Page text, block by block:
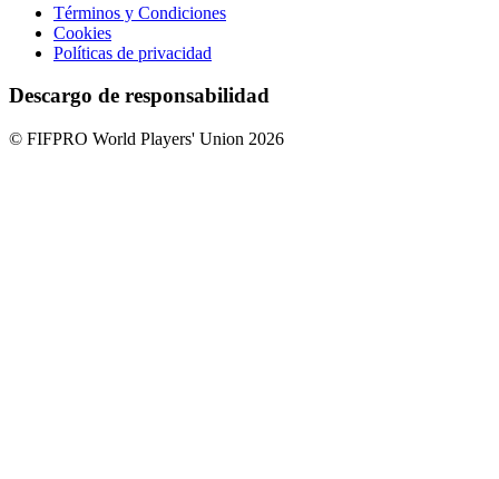
Términos y Condiciones
Cookies
Políticas de privacidad
Descargo de responsabilidad
© FIFPRO World Players' Union 2026